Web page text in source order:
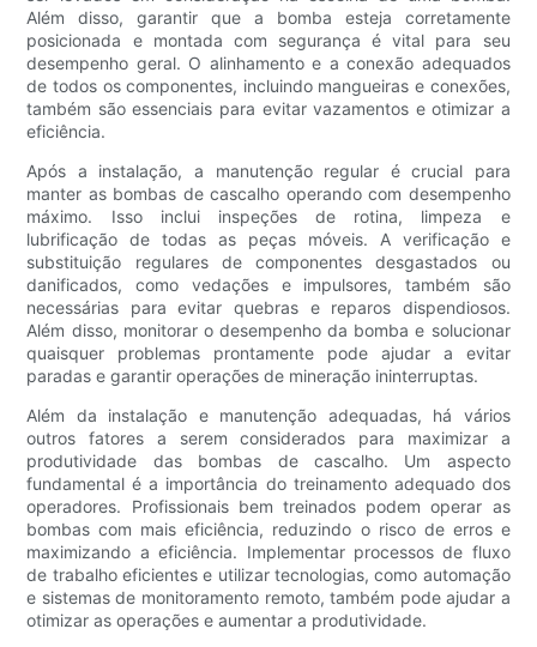
Além disso, garantir que a bomba esteja corretamente
posicionada e montada com segurança é vital para seu
desempenho geral. O alinhamento e a conexão adequados
de todos os componentes, incluindo mangueiras e conexões,
também são essenciais para evitar vazamentos e otimizar a
eficiência.
Após a instalação, a manutenção regular é crucial para
manter as bombas de cascalho operando com desempenho
máximo. Isso inclui inspeções de rotina, limpeza e
lubrificação de todas as peças móveis. A verificação e
substituição regulares de componentes desgastados ou
danificados, como vedações e impulsores, também são
necessárias para evitar quebras e reparos dispendiosos.
Além disso, monitorar o desempenho da bomba e solucionar
quaisquer problemas prontamente pode ajudar a evitar
paradas e garantir operações de mineração ininterruptas.
Além da instalação e manutenção adequadas, há vários
outros fatores a serem considerados para maximizar a
produtividade das bombas de cascalho. Um aspecto
fundamental é a importância do treinamento adequado dos
operadores. Profissionais bem treinados podem operar as
bombas com mais eficiência, reduzindo o risco de erros e
maximizando a eficiência. Implementar processos de fluxo
de trabalho eficientes e utilizar tecnologias, como automação
e sistemas de monitoramento remoto, também pode ajudar a
otimizar as operações e aumentar a produtividade.